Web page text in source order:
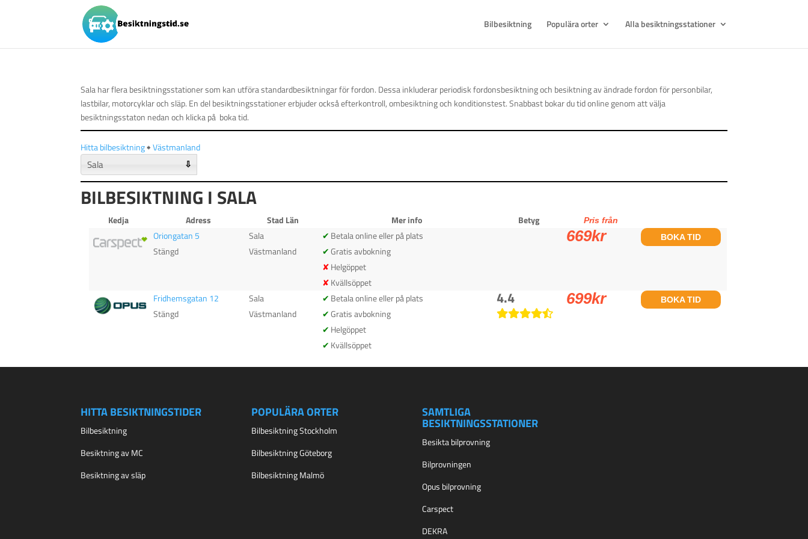
Bilbesiktning Populära orter Alla besiktningsstationer
Sala har flera besiktningsstationer som kan utföra standardbesiktningar för fordon. Dessa inkluderar periodisk fordonsbesiktning och besiktning av ändrade fordon för personbilar,
lastbilar, motorcyklar och släp. En del besiktningsstationer erbjuder också efterkontroll, ombesiktning och konditionstest. Snabbast bokar du tid online genom att välja
besiktningsstaton nedan och klicka på boka tid.
Hitta bilbesiktning🠺Västmanland
⇩
BILBESIKTNING I SALA
Kedja Adress Stad Län Mer info Betyg Pris från
Oriongatan 5
Stängd
Sala
Västmanland
Betala online eller på plats
Gratis avbokning
Helgöppet
Kvällsöppet
669kr BOKA TID
Fridhemsgatan 12
Stängd
Sala
Västmanland
Betala online eller på plats
Gratis avbokning
Helgöppet
Kvällsöppet
4.4 699kr BOKA TID
HITTA BESIKTNINGSTIDER
Bilbesiktning
Besiktning av MC
Besiktning av släp
POPULÄRA ORTER
Bilbesiktning Stockholm
Bilbesiktning Göteborg
Bilbesiktning Malmö
SAMTLIGA
BESIKTNINGSSTATIONER
Besikta bilprovning
Bilprovningen
Opus bilprovning
Carspect
DEKRA